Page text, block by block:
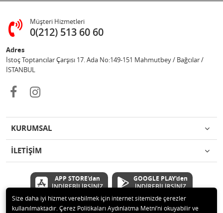
Müşteri Hizmetleri
0(212) 513 60 60
Adres
İstoç Toptancılar Çarşısı 17. Ada No:149-151 Mahmutbey / Bağcılar /
İSTANBUL
KURUMSAL
İLETİŞİM
APP STORE'dan
İNDİREBİLİRSİNİZ
GOOGLE PLAY'den
İNDİREBİLİRSİNİZ
Size daha iyi hizmet verebilmek için internet sitemizde çerezler
kullanılmaktadır. Çerez Politikaları Aydınlatma Metni’ni okuyabilir ve